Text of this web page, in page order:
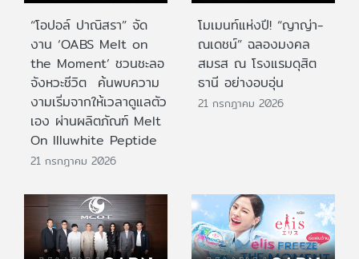
“โอปอล์ ปาณิสรา” จัด
งาน ‘OABS Melt on
the Moment’ ชวนชะลอ
จังหวะชีวิต ค้นพบความ
งามเริ่มจากให้เวลาดูแลตัว
เอง ผ่านผลิตภัณฑ์ Melt
On Illuwhite Peptide
21 กรกฎาคม 2026
โมเมนท์แห่งปี! “ญาญ่า-
ณเดชน์” ฉลองมงคล
สมรส ณ โรงแรมดุสิต
ธานี อย่างอบอุ่น
21 กรกฎาคม 2026